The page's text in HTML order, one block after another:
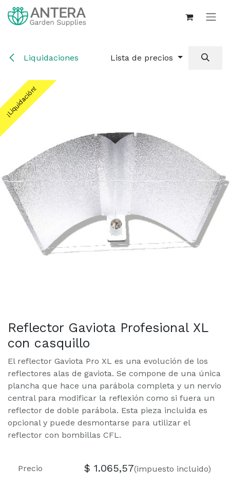
Ir al contenido
Liquidaciones Lista de precios
¡Liquidación!
¡Liquidación!
Reflector Gaviota Profesional XL
con casquillo
El reflector Gaviota Pro XL es una evolución de los
reflectores alas de gaviota. Se compone de una única
plancha que hace una parábola completa y un nervio
central para modificar la reflexión como si fuera un
reflector de doble parábola. Esta pieza incluida es
opcional y puede desmontarse para utilizar el
reflector con bombillas CFL.
Precio $ 1.065,57(impuesto incluido)